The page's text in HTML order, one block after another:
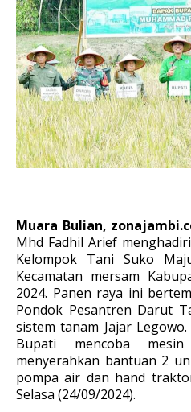
Muara Bulian,
Mhd Fadhil Arief
Kelompok Tani Suko
Kecamatan mersam
2024. Panen raya ini
Pondok Pesantren Darut
sistem tanam Jajar
Bupati mencoba
menyerahkan bantuan 2
pompa air dan hand
Selasa (24/09/2024).